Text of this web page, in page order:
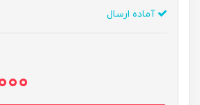
آماده ارسال